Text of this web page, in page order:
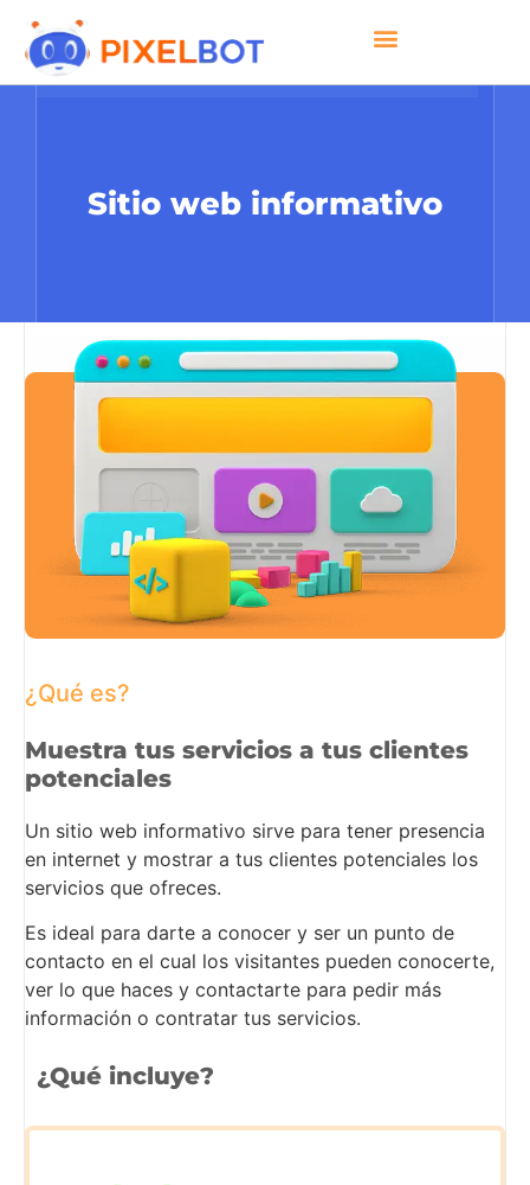
Sitio web informativo
¿Qué es?
Muestra tus servicios a tus clientes
potenciales
Un sitio web informativo sirve para tener presencia
en internet y mostrar a tus clientes potenciales los
servicios que ofreces.
Es ideal para darte a conocer y ser un punto de
contacto en el cual los visitantes pueden conocerte,
ver lo que haces y contactarte para pedir más
información o contratar tus servicios.
¿Qué incluye?